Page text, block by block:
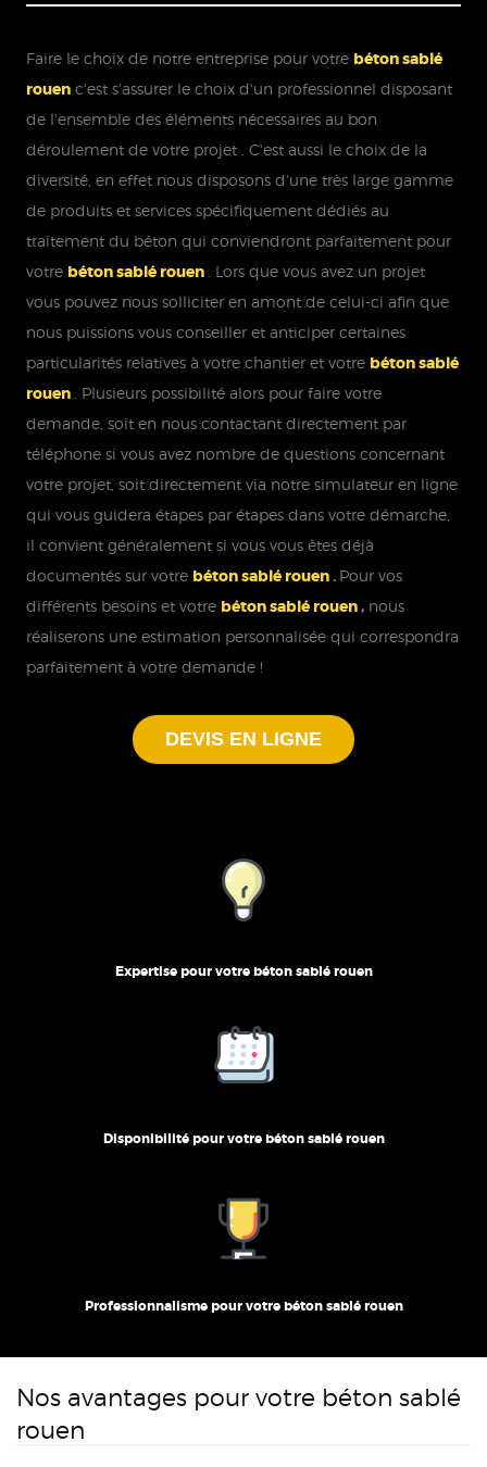
Faire le choix de notre entreprise pour votre béton sablé
rouenc'est s'assurer le choix d'un professionnel disposant
de l'ensemble des éléments nécessaires au bon
déroulement de votre projet . C'est aussi le choix de la
diversité, en effet nous disposons d'une très large gamme
de produits et services spécifiquement dédiés au
traitement du béton qui conviendront parfaitement pour
votre béton sablé rouen
. Lors que vous avez un projet
vous pouvez nous solliciter en amont de celui-ci afin que
nous puissions vous conseiller et anticiper certaines
particularités relatives à votre chantier et votre béton sablé
rouen
. Plusieurs possibilité alors pour faire votre
demande, soit en nous contactant directement par
téléphone si vous avez nombre de questions concernant
votre projet, soit directement via notre simulateur en ligne
qui vous guidera étapes par étapes dans votre démarche,
il convient généralement si vous vous êtes déjà
documentés sur votre béton sablé rouen. Pour vos
différents besoins et votre béton sablé rouen,nous
réaliserons une estimation personnalisée qui correspondra
parfaitement à votre demande !
DEVIS EN LIGNE
Expertise pour votre béton sablé rouen
Disponibilité pour votre béton sablé rouen
Professionnalisme pour votre béton sablé rouen
Nos avantages pour votre béton sablé
rouen